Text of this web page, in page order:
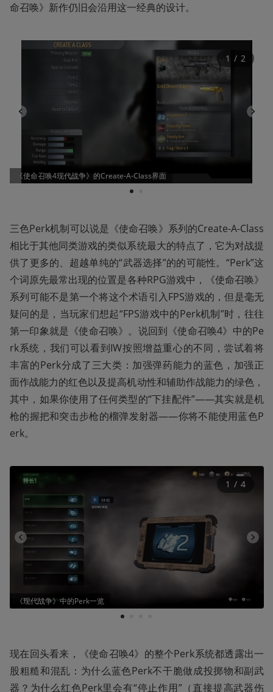
命召唤》新作仍旧会沿用这一经典的设计。
《使命召唤4现代战争》的Create-A-Class界面
1
1 / 2
三色Perk机制可以说是《使命召唤》系列的Create-A-Class
相比于其他同类游戏的类似系统最大的特点了，它为对战提
供了更多的、超越单纯的“武器选择”的的可能性。“Perk”这
个词原先最常出现的位置是各种RPG游戏中，《使命召唤》
系列可能不是第一个将这个术语引入FPS游戏的，但是毫无
疑问的是，当玩家们想起“FPS游戏中的Perk机制”时，往往
第一印象就是《使命召唤》。说回到《使命召唤4》中的Pe
rk系统，我们可以看到IW按照增益重心的不同，尝试着将
丰富的Perk分成了三大类：加强弹药能力的蓝色，加强正
面作战能力的红色以及提高机动性和辅助作战能力的绿色，
其中，如果你使用了任何类型的“下挂配件”——其实就是机
枪的握把和突击步枪的榴弹发射器——你将不能使用蓝色P
erk。
《现代战争》中的Perk一览
1
1 / 4
现在回头看来，《使命召唤4》的整个Perk系统都透露出一
股粗糙和混乱：为什么蓝色Perk不干脆做成投掷物和副武
器？为什么红色Perk里会有“停止作用”（直接提高武器伤